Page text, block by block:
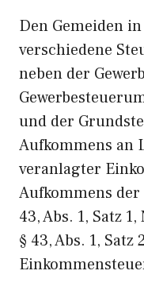
Den Gemeiden
verschiedene
neben der
und der
Aufkommens an
veranlagter
Aufkommens
43, Abs. 1, Satz
§ 43, Abs. 1, Satz